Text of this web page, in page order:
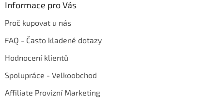
Informace pro Vás
Proč kupovat u nás
FAQ - Často kladené dotazy
Hodnocení klientů
Spolupráce - Velkoobchod
Affiliate Provizní Marketing